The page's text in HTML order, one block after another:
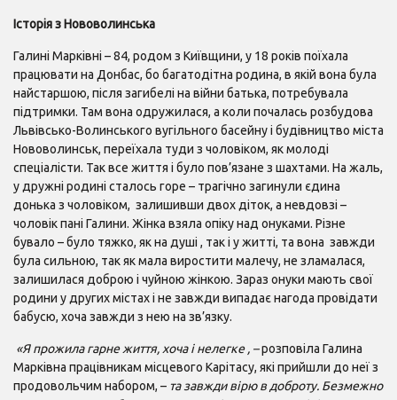
Історія з Нововолинська
Галині Марківні – 84, родом з Київщини, у 18 років поїхала
працювати на Донбас, бо багатодітна родина, в якій вона була
найстаршою, після загибелі на війни батька, потребувала
підтримки. Там вона одружилася, а коли почалась розбудова
Львівсько-Волинського вугільного басейну і будівництво міста
Нововолинськ, переїхала туди з чоловіком, як молоді
спеціалісти. Так все життя і було пов’язане з шахтами. На жаль,
у дружні родині сталось горе – трагічно загинули єдина
донька з чоловіком, залишивши двох діток, а невдовзі –
чоловік пані Галини. Жінка взяла опіку над онуками. Різне
бувало – було тяжко, як на душі , так і у житті, та вона завжди
була сильною, так як мала виростити малечу, не зламалася,
залишилася доброю і чуйною жінкою. Зараз онуки мають свої
родини у других містах і не завжди випадає нагода провідати
бабусю, хоча завжди з нею на зв’язку.
«Я прожила гарне життя, хоча і нелегке , –розповіла Галина
Марківна працівникам місцевого Карітасу, які прийшли до неї з
продовольчим набором, – та завжди вірю в доброту. Безмежно